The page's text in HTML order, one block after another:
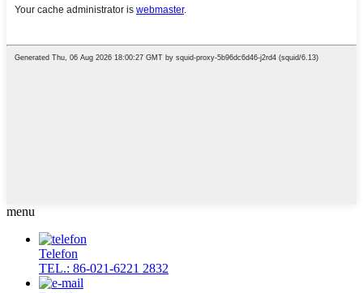
menu
Telefon
TEL.: 86-021-6221 2832